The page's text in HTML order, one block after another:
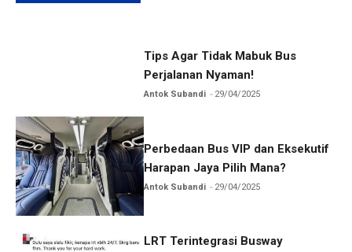
Tips Agar Tidak Mabuk Bus
Perjalanan Nyaman!
Antok Subandi 29/04/2025
Perbedaan Bus VIP dan Eksekutif
Harapan Jaya Pilih Mana?
Antok Subandi 29/04/2025
LRT Terintegrasi Busway